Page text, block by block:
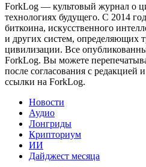
ForkLog — культовый журнал о
технологиях будущего. С 2014
биткоина, искусственного
и других систем, определяющих
цивилизации. Все
ForkLog. Вы можете
после согласования с редакцией
ссылки на ForkLog.
Новости
Аудио
Лонгриды
Крипториум
ИИ
Дайджест месяца